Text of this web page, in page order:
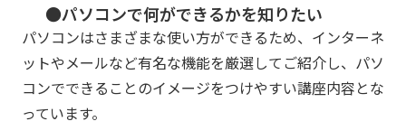
●パソコンで何ができるかを知りたい
パソコンはさまざまな使い方ができるため、インターネ
ットやメールなど有名な機能を厳選してご紹介し、パソ
コンでできることのイメージをつけやすい講座内容とな
っています。